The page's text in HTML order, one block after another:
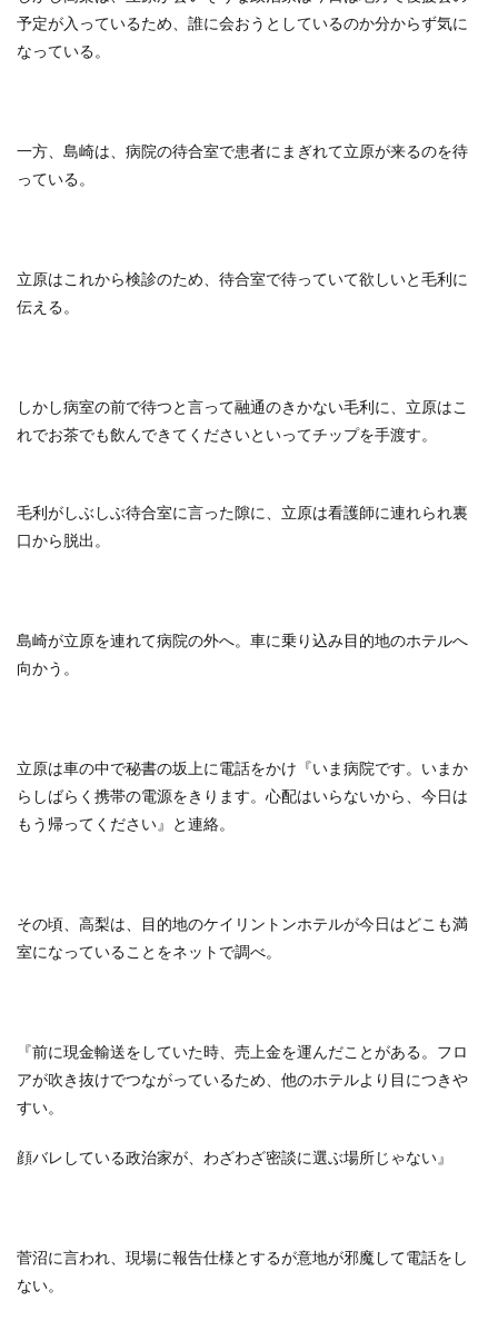
予定が入っているため、誰に会おうとしているのか分からず気に
なっている。
一方、島崎は、病院の待合室で患者にまぎれて立原が来るのを待
っている。
立原はこれから検診のため、待合室で待っていて欲しいと毛利に
伝える。
しかし病室の前で待つと言って融通のきかない毛利に、立原はこ
れでお茶でも飲んできてくださいといってチップを手渡す。
毛利がしぶしぶ待合室に言った隙に、立原は看護師に連れられ裏
口から脱出。
島崎が立原を連れて病院の外へ。車に乗り込み目的地のホテルへ
向かう。
立原は車の中で秘書の坂上に電話をかけ『いま病院です。いまか
らしばらく携帯の電源をきります。心配はいらないから、今日は
もう帰ってください』と連絡。
その頃、高梨は、目的地のケイリントンホテルが今日はどこも満
室になっていることをネットで調べ。
『前に現金輸送をしていた時、売上金を運んだことがある。フロ
アが吹き抜けでつながっているため、他のホテルより目につきや
すい。
顔バレしている政治家が、わざわざ密談に選ぶ場所じゃない』
菅沼に言われ、現場に報告仕様とするが意地が邪魔して電話をし
ない。